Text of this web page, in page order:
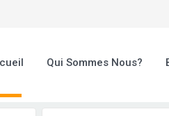
Qui Sommes Nous?